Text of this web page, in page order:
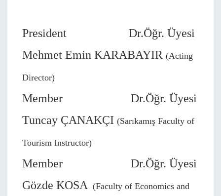
President Dr.Öğr. Üyesi
Mehmet Emin KARABAYIR (Acting
Director)
Member Dr.Öğr. Üyesi
Tuncay ÇANAKÇI (Sarıkamış Faculty of
Tourism Instructor)
Member Dr.Öğr. Üyesi
Gözde KOSA (Faculty of Economics and